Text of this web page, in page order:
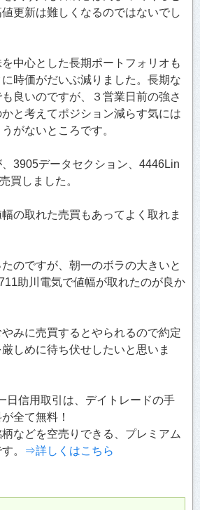
更新は難しくなるのではないでし
中心とした長期ポートフォリオも
時価がだいぶ減りました。長期な
良いのですが、３営業日前の強さ
と考えてポジション減らす気には
がないところです。
3905データセクション、4446Lin
買しました。
の取れた売買もあってよく取れま
のですが、朝一のボラの大きいと
助川電気で値幅が取れたのが良か
みに売買するとやられるので約定
しめに待ち伏せしたいと思いま
日信用取引は、デイトレードの手
全て無料！
などを空売りできる、プレミアム
。
⇒詳しくはこちら